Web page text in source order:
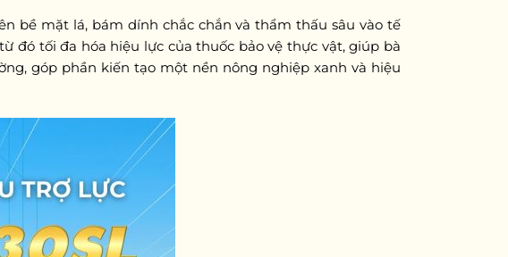
bề mặt lá, bám dính chắc chắn và thẩm thấu sâu vào tế
đó tối đa hóa hiệu lực của thuốc bảo vệ thực vật, giúp bà
góp phần kiến tạo một nền nông nghiệp xanh và hiệu